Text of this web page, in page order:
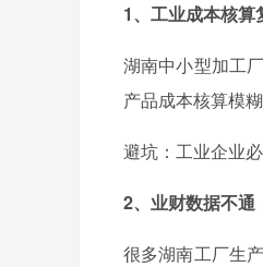
1、工业成本核
湖南中小型加工
产品成本核算模
避坑：工业企业
2、业财数据不通
很多湖南工厂生